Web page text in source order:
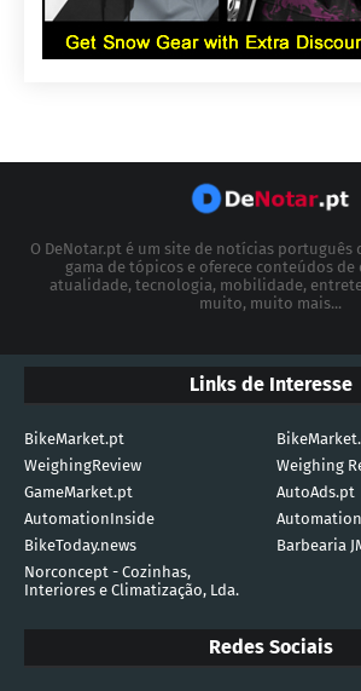
O DeNotar.pt é um site de notícias português
gama de tópicos e oferece conteúdos
atualidade, tecnologia, mobilidade,
muito, muito mais...
Links de Interesse
BikeMarket.pt
WeighingReview
Weighing
GameMarket.pt
AutoAds.pt
AutomationInside
BikeToday.news
Barbearia
Norconcept - Cozinhas,
Interiores e Climatização, Lda.
Redes Sociais